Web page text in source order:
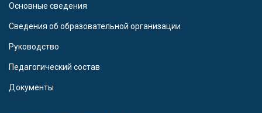
Основные сведения
Сведения об образовательной организации
Руководство
Педагогический состав
Документы